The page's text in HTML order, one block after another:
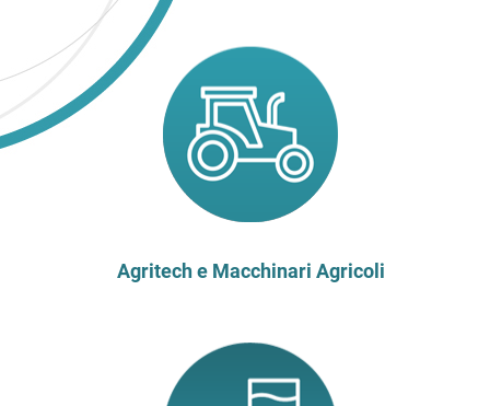
Agritech e Macchinari Agricoli